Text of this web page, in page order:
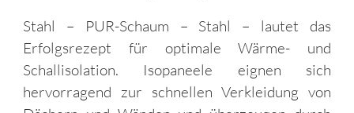
Stahl – PUR-Schaum – Stahl – lautet das
Erfolgsrezept für optimale Wärme- und
Schallisolation. Isopaneele eignen sich
hervorragend zur schnellen Verkleidung von